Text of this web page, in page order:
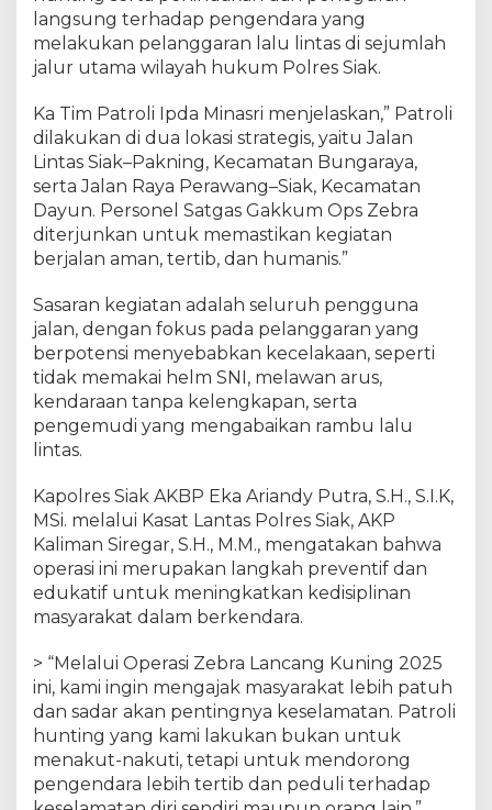
d
i
S
a
k
S
a
t
l
a
t
a
s
G
e
a
a
t
r
o
l
i
u
n
t
i
n
g
,
langsung terhadap pengendara yang
melakukan pelanggaran lalu lintas di sejumlah
jalur utama wilayah hukum Polres Siak.
Ka Tim Patroli Ipda Minasri menjelaskan,” Patroli
dilakukan di dua lokasi strategis, yaitu Jalan
Lintas Siak–Pakning, Kecamatan Bungaraya,
serta Jalan Raya Perawang–Siak, Kecamatan
Dayun. Personel Satgas Gakkum Ops Zebra
diterjunkan untuk memastikan kegiatan
berjalan aman, tertib, dan humanis.”
Sasaran kegiatan adalah seluruh pengguna
jalan, dengan fokus pada pelanggaran yang
berpotensi menyebabkan kecelakaan, seperti
tidak memakai helm SNI, melawan arus,
kendaraan tanpa kelengkapan, serta
pengemudi yang mengabaikan rambu lalu
lintas.
Kapolres Siak AKBP Eka Ariandy Putra, S.H., S.I.K,
MSi. melalui Kasat Lantas Polres Siak, AKP
Kaliman Siregar, S.H., M.M., mengatakan bahwa
operasi ini merupakan langkah preventif dan
edukatif untuk meningkatkan kedisiplinan
masyarakat dalam berkendara.
> “Melalui Operasi Zebra Lancang Kuning 2025
ini, kami ingin mengajak masyarakat lebih patuh
dan sadar akan pentingnya keselamatan. Patroli
hunting yang kami lakukan bukan untuk
menakut-nakuti, tetapi untuk mendorong
pengendara lebih tertib dan peduli terhadap